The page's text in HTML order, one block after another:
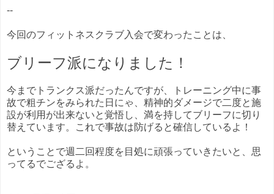
--
今回のフィットネスクラブ入会で変わったことは、
ブリーフ派になりました！
今までトランクス派だったんですが、トレーニング中に事
故で粗チンをみられた日にゃ、精神的ダメージで二度と施
設が利用が出来ないと覚悟し、満を持してブリーフに切り
替えています。これで事故は防げると確信しているよ！
ということで週二回程度を目処に頑張っていきたいと、思
ってるでござるよ。